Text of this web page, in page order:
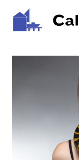
contenu